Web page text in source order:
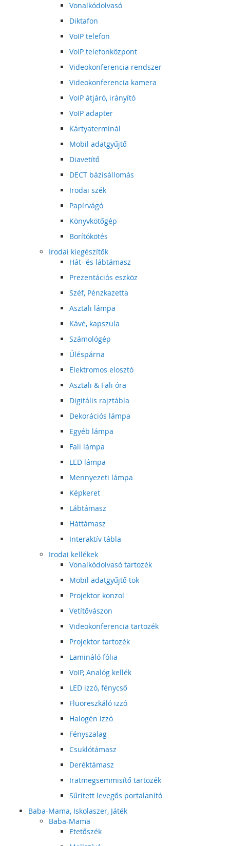
Vonalkódolvasó
Diktafon
VoIP telefon
VoIP telefonközpont
Videokonferencia rendszer
Videokonferencia kamera
VoIP átjáró, irányító
VoIP adapter
Kártyaterminál
Mobil adatgyűjtő
Diavetítő
DECT bázisállomás
Irodai szék
Papírvágó
Könyvkötőgép
Borítókötés
Irodai kiegészítők
Hát- és lábtámasz
Prezentációs eszköz
Széf, Pénzkazetta
Asztali lámpa
Kávé, kapszula
Számológép
Üléspárna
Elektromos elosztó
Asztali & Fali óra
Digitális rajztábla
Dekorációs lámpa
Egyéb lámpa
Fali lámpa
LED lámpa
Mennyezeti lámpa
Képkeret
Lábtámasz
Háttámasz
Interaktív tábla
Irodai kellékek
Vonalkódolvasó tartozék
Mobil adatgyűjtő tok
Projektor konzol
Vetítővászon
Videokonferencia tartozék
Projektor tartozék
Lamináló fólia
VoIP, Analóg kellék
LED izzó, fénycső
Fluoreszkáló izzó
Halogén izzó
Fényszalag
Csuklótámasz
Deréktámasz
Iratmegsemmisítő tartozék
Sűrített levegős portalanító
Baba-Mama, Iskolaszer, Játék
Baba-Mama
Etetőszék